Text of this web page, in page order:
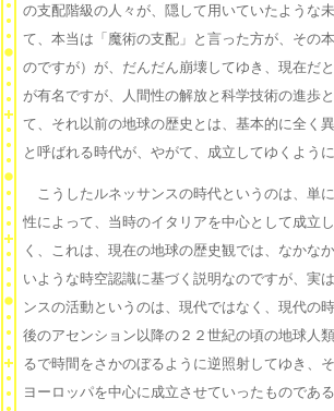
の支配階級の人々が、隠して用いていたような
て、本当は「魔術の支配」と言った方が、その
のですが）が、だんだん崩壊してゆき、現在だ
が有名ですが、人間性の解放と科学技術の進歩
て、それ以前の地球の歴史とは、基本的に全く
と呼ばれる時代が、やがて、成立してゆくように
こうしたルネッサンスの時代というのは、単
性によって、当時のイタリアを中心として成立
く、これは、現在の地球の歴史観では、なかな
いような時空認識に基づく説明なのですが、実
ンスの活動というのは、現代ではなく、現代の
後のアセンション以降の２２世紀の頃の地球人
るで時間をさかのぼるように逆照射してゆき、
ヨーロッパを中心に成立させていったものであ